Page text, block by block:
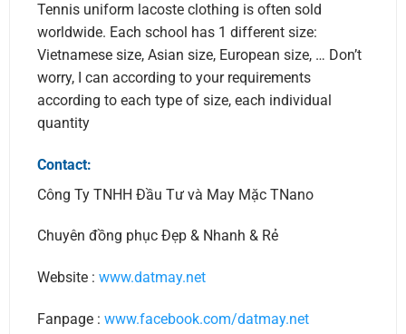
Tennis uniform lacoste clothing is often sold
worldwide. Each school has 1 different size:
Vietnamese size, Asian size, European size, … Don’t
worry, I can according to your requirements
according to each type of size, each individual
quantity
Contact:
Công Ty TNHH Đầu Tư và May Mặc TNano
Chuyên đồng phục Đẹp & Nhanh & Rẻ
Website : www.datmay.net
Fanpage : www.facebook.com/datmay.net